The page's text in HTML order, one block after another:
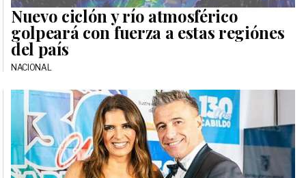
Nuevo ciclón y río atmosférico
golpeará con fuerza a estas regiónes
del país
NACIONAL